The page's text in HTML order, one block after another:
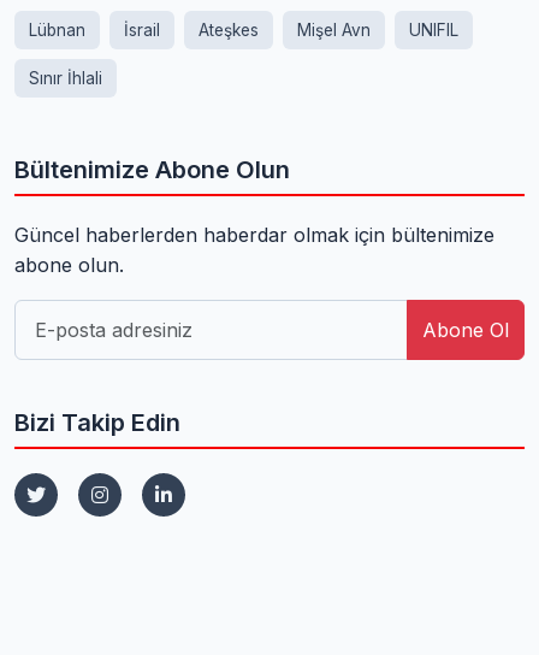
Lübnan İsrail Ateşkes Mişel Avn UNIFIL
Sınır İhlali
Bültenimize Abone Olun
Güncel haberlerden haberdar olmak için bültenimize
abone olun.
Abone Ol
Bizi Takip Edin